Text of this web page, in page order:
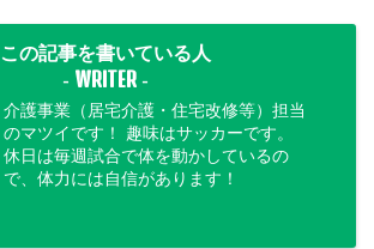
この記事を書いている人
- WRITER -
介護事業（居宅介護・住宅改修等）担当
のマツイです！ 趣味はサッカーです。
休日は毎週試合で体を動かしているの
で、体力には自信があります！